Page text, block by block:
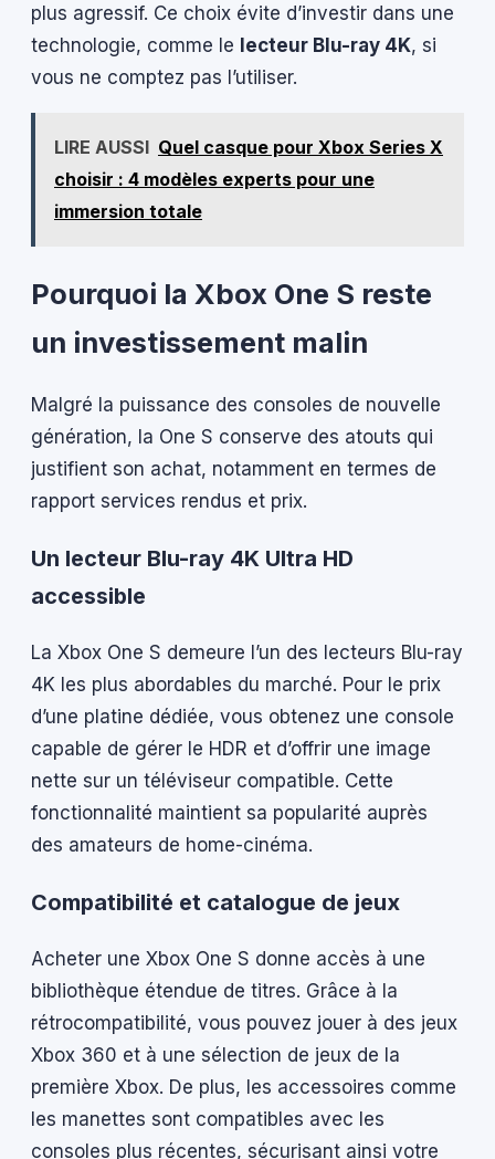
plus agressif. Ce choix évite d’investir dans une
technologie, comme le lecteur Blu-ray 4K, si
vous ne comptez pas l’utiliser.
LIRE AUSSI Quel casque pour Xbox Series X
choisir : 4 modèles experts pour une
immersion totale
Pourquoi la Xbox One S reste
un investissement malin
Malgré la puissance des consoles de nouvelle
génération, la One S conserve des atouts qui
justifient son achat, notamment en termes de
rapport services rendus et prix.
Un lecteur Blu-ray 4K Ultra HD
accessible
La Xbox One S demeure l’un des lecteurs Blu-ray
4K les plus abordables du marché. Pour le prix
d’une platine dédiée, vous obtenez une console
capable de gérer le HDR et d’offrir une image
nette sur un téléviseur compatible. Cette
fonctionnalité maintient sa popularité auprès
des amateurs de home-cinéma.
Compatibilité et catalogue de jeux
Acheter une Xbox One S donne accès à une
bibliothèque étendue de titres. Grâce à la
rétrocompatibilité, vous pouvez jouer à des jeux
Xbox 360 et à une sélection de jeux de la
première Xbox. De plus, les accessoires comme
les manettes sont compatibles avec les
consoles plus récentes, sécurisant ainsi votre